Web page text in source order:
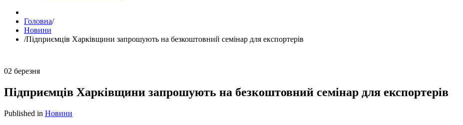
Головна/
Новини
/Підприємців Харківщини запрошують на безкоштовний семінар для експортерів
02 березня
Підприємців Харківщини запрошують на безкоштовний семінар для експортерів
Published in Новини